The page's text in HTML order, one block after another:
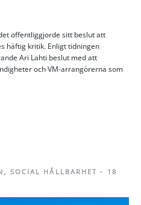
offentliggjorde sitt beslut att
häftig kritik. Enligt tidningen
Ari Lahti beslut med att
och VM-arrangörerna som
, SOCIAL HÅLLBARHET - 18